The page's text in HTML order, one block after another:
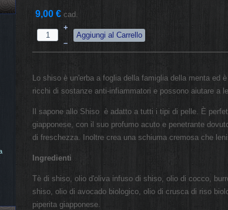
9,00 € cad.
+
–
Lo shiso è un'erba a foglia della famiglia della menta
ricchi di sostanze anti-infiammatori e possono aiutare a
Il sapone allo Shiso è adatto a tutti i tipi di pelle. È
giapponese, con il suo profumo acuto e penetrante
di freschezza. Inoltre crea una schiuma cremosa che
Ingredienti
Tè di shiso, olio d'oliva infuso di shiso, olio di cocco,
shiso, olio di avocado biologico, olio di crusca di riso
piperita giapponese.